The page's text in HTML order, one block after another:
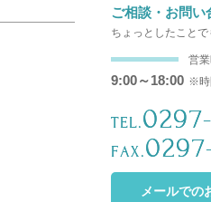
ご相談・お問い
ちょっとしたこと
営
9:00～18:00 ※時
TEL.
FAX.
メールでの